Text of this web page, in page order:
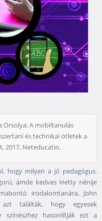
Orsolya: A mobiltanulás
és technikai ötletek a
2017, Neteducatio.
hogy milyen a jó pedagógus.
ámde kedves Hetty nénije
irodalomtanára, John
azt találták, hogy egyesek
színészhez hasonlítják ezt a